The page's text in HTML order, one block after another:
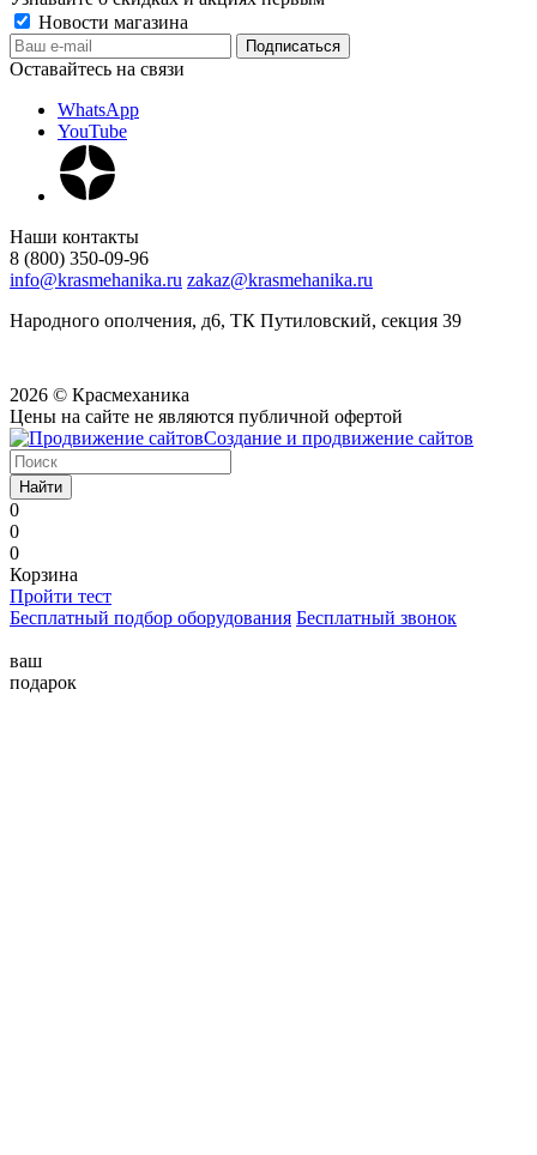
Новости магазина
Оставайтесь на связи
WhatsApp
YouTube
Наши контакты
8 (800) 350-09-96
info@krasmehanika.ru zakaz@krasmehanika.ru
Народного ополчения, д6, ТК Путиловский, секция 39
2026 © Красмеханика
Цены на сайте не являются публичной офертой
Создание и продвижение сайтов
Найти
0
0
0
Корзина
Пройти тест
Бесплатный подбор оборудования Бесплатный звонок
ваш
подарок